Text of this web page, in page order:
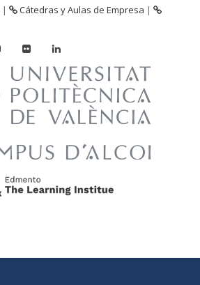
| Cátedras y Aulas de Empresa |